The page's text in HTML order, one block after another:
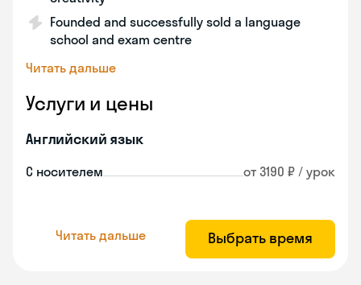
Founded and successfully sold a language
school and exam centre
Читать дальше
Услуги и цены
Английский язык
С носителем от 3190 ₽ / урок
Читать дальше Выбрать время